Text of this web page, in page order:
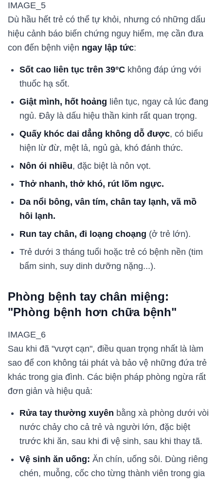
IMAGE_5
Dù hầu hết trẻ có thể tự khỏi, nhưng có những dấu
hiệu cảnh báo biến chứng nguy hiểm, mẹ cần đưa
con đến bệnh viện ngay lập tức:
Sốt cao liên tục trên 39°C không đáp ứng với
thuốc hạ sốt.
Giật mình, hốt hoảng liên tục, ngay cả lúc đang
ngủ. Đây là dấu hiệu thần kinh rất quan trọng.
Quấy khóc dai dẳng không dỗ được, có biểu
hiện lừ đừ, mệt lả, ngủ gà, khó đánh thức.
Nôn ói nhiều, đặc biệt là nôn vọt.
Thở nhanh, thở khó, rút lõm ngực.
Da nổi bông, vân tím, chân tay lạnh, vã mồ
hôi lạnh.
Run tay chân, đi loạng choạng (ở trẻ lớn).
Trẻ dưới 3 tháng tuổi hoặc trẻ có bệnh nền (tim
bẩm sinh, suy dinh dưỡng nặng...).
Phòng bệnh tay chân miệng:
"Phòng bệnh hơn chữa bệnh"
IMAGE_6
Sau khi đã "vượt cạn", điều quan trọng nhất là làm
sao để con không tái phát và bảo vệ những đứa trẻ
khác trong gia đình. Các biện pháp phòng ngừa rất
đơn giản và hiệu quả:
Rửa tay thường xuyên bằng xà phòng dưới vòi
nước chảy cho cả trẻ và người lớn, đặc biệt
trước khi ăn, sau khi đi vệ sinh, sau khi thay tã.
Vệ sinh ăn uống: Ăn chín, uống sôi. Dùng riêng
chén, muỗng, cốc cho từng thành viên trong gia